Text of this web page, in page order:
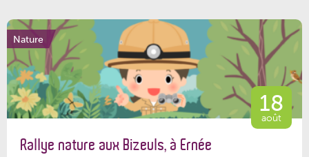
Nature
18
août
Rallye nature aux Bizeuls, à Ernée